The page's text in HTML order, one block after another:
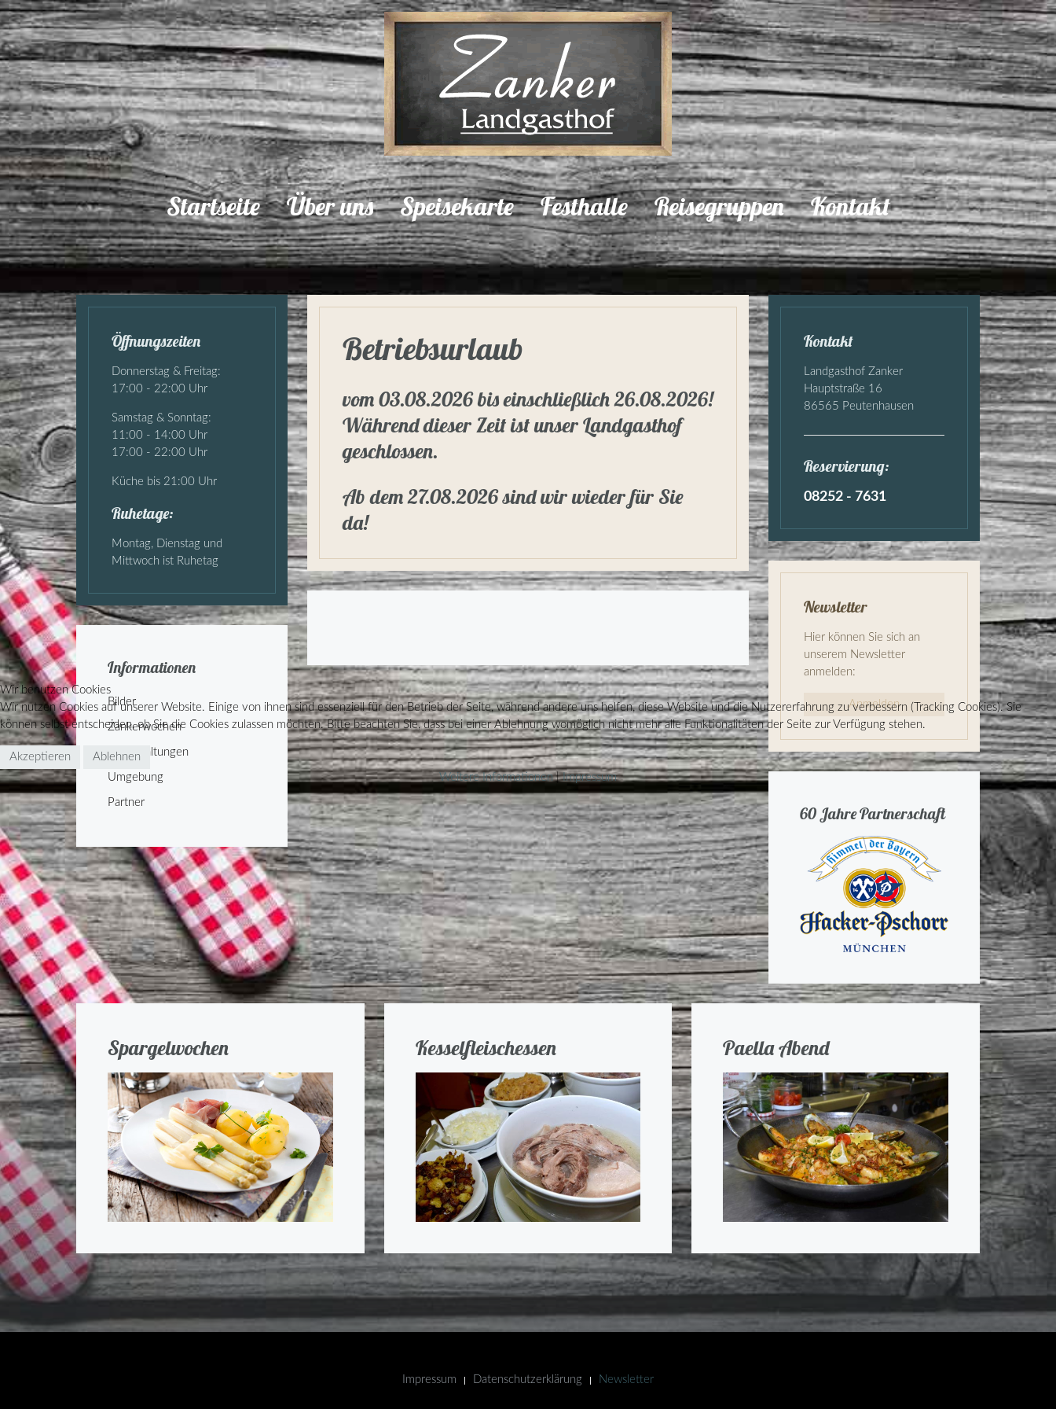
Startseite Über uns Speisekarte Festhalle Reisegruppen Kontakt
Betriebsurlaub
vom 03.08.2026 bis einschließlich 26.08.2026!
Während dieser Zeit ist unser Landgasthof
geschlossen.
Ab dem 27.08.2026 sind wir wieder für Sie
da!
Öffnungszeiten
Donnerstag & Freitag:
17:00 - 22:00 Uhr
Samstag & Sonntag:
11:00 - 14:00 Uhr
17:00 - 22:00 Uhr
Küche bis 21:00 Uhr
Ruhetage:
Montag, Dienstag und
Mittwoch ist Ruhetag
Informationen
Bilder
Zankerwochen
Veranstaltungen
Umgebung
Partner
Kontakt
Landgasthof Zanker
Hauptstraße 16
86565 Peutenhausen
Reservierung:
08252 - 7631
Newsletter
Hier können Sie sich an
unserem Newsletter
anmelden:
Anmelden
60 Jahre Partnerschaft
Spargelwochen Kesselfleischessen Paella Abend
Impressum Datenschutzerklärung Newsletter
Wir benutzen Cookies
Wir nutzen Cookies auf unserer Website. Einige von ihnen sind essenziell für den Betrieb der Seite, während andere uns helfen, diese Website und die Nutzererfahrung zu verbessern (Tracking Cookies). Sie
können selbst entscheiden, ob Sie die Cookies zulassen möchten. Bitte beachten Sie, dass bei einer Ablehnung womöglich nicht mehr alle Funktionalitäten der Seite zur Verfügung stehen.
Akzeptieren
Ablehnen
Weitere Informationen|Impressum